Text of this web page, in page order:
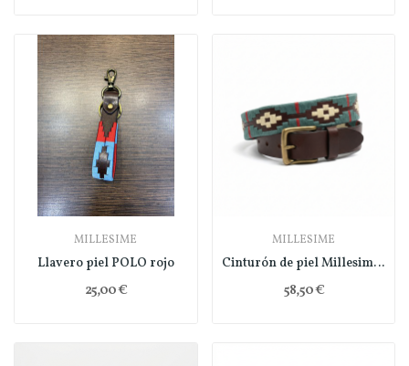
MILLESIME
Llavero piel POLO rojo
25,00 €
MILLESIME
Cinturón de piel Millesime - verde
58,50 €